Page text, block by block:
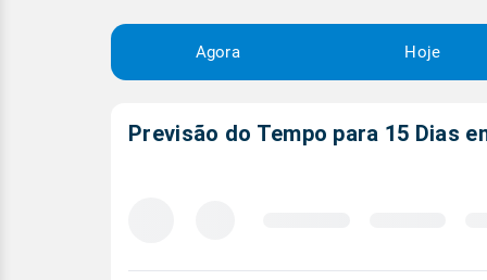
Agora Hoje
Previsão do Tempo para 15 Dias
dias